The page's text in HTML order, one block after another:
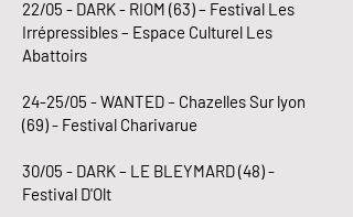
22/05 - DARK - RIOM (63) – Festival Les
Irrépressibles – Espace Culturel Les
Abattoirs
24-25/05 - WANTED – Chazelles Sur lyon
(69) - Festival Charivarue
30/05 - DARK – LE BLEYMARD (48) -
Festival D'Olt